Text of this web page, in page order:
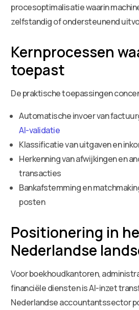
procesoptimalisatie waarin
zelfstandig of ondersteunend
Kernprocessen
toepast
De praktische toepassingen
Automatische invoer van
AI-validatie
Klassificatie van uitgaven en
Herkenning van afwijkingen en
transacties
Bankafstemming en
posten
Positionering in
Nederlandse
Voor boekhoudkantoren,
financiële diensten is AI-inzet
Nederlandse accountantssector